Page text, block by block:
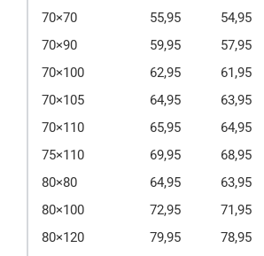
70×70
55,95 54,95
70×90
59,95 57,95
70×100
62,95 61,95
70×105
64,95 63,95
70×110
65,95 64,95
75×110
69,95 68,95
80×80
64,95 63,95
80×100
72,95 71,95
80×120
79,95 78,95